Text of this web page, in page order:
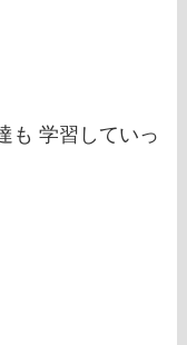
も 学習していっ